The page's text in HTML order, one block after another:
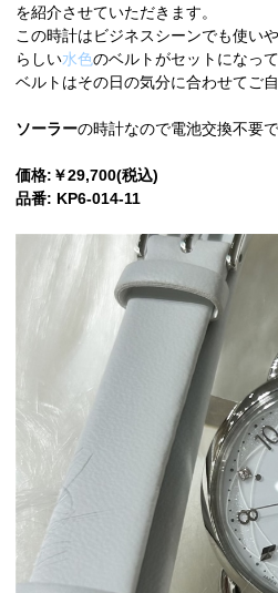
を紹介させていただきます。
この時計はビジネスシーンでも使い
らしい水色のベルトがセットになって
ベルトはその日の気分に合わせてご
ソーラーの時計なので電池交換不要で
価格:￥29,700(税込)
品番: KP6-014-11